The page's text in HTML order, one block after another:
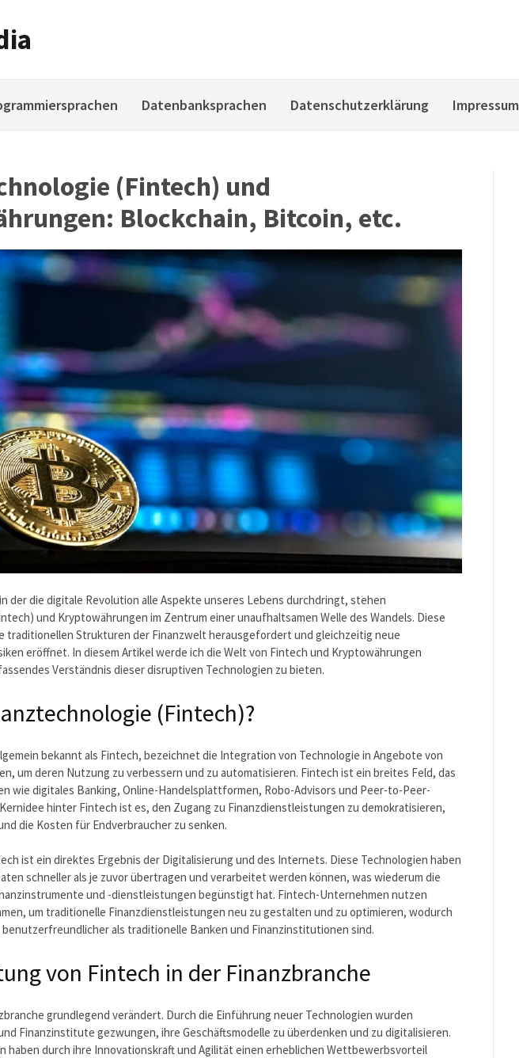
Datenbanksprachen Datenschutzerklärung Impressum
(Fintech) und
Blockchain, Bitcoin, etc.
der die digitale Revolution alle Aspekte unseres Lebens durchdringt, stehen
und Kryptowährungen im Zentrum einer unaufhaltsamen Welle des Wandels. Diese
traditionellen Strukturen der Finanzwelt herausgefordert und gleichzeitig neue
eröffnet. In diesem Artikel werde ich die Welt von Fintech und Kryptowährungen
Verständnis dieser disruptiven Technologien zu bieten.
(Fintech)?
bekannt als Fintech, bezeichnet die Integration von Technologie in Angebote von
um deren Nutzung zu verbessern und zu automatisieren. Fintech ist ein breites Feld, das
wie digitales Banking, Online-Handelsplattformen, Robo-Advisors und Peer-to-Peer-
hinter Fintech ist es, den Zugang zu Finanzdienstleistungen zu demokratisieren,
die Kosten für Endverbraucher zu senken.
ist ein direktes Ergebnis der Digitalisierung und des Internets. Diese Technologien haben
schneller als je zuvor übertragen und verarbeitet werden können, was wiederum die
und -dienstleistungen begünstigt hat. Fintech-Unternehmen nutzen
um traditionelle Finanzdienstleistungen neu zu gestalten und zu optimieren, wodurch
als traditionelle Banken und Finanzinstitutionen sind.
von Fintech in der Finanzbranche
grundlegend verändert. Durch die Einführung neuer Technologien wurden
Finanzinstitute gezwungen, ihre Geschäftsmodelle zu überdenken und zu digitalisieren.
haben durch ihre Innovationskraft und Agilität einen erheblichen Wettbewerbsvorteil